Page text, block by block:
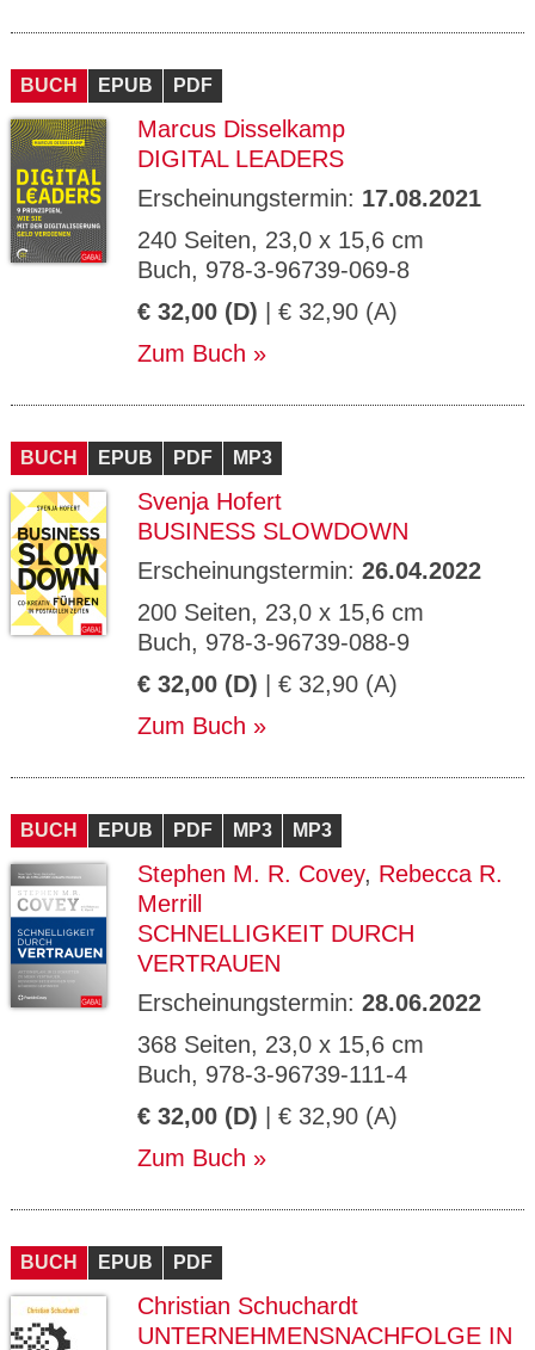
BUCH EPUB PDF
Marcus Disselkamp
DIGITAL LEADERS
Erscheinungstermin: 17.08.2021
240 Seiten, 23,0 x 15,6 cm
Buch, 978-3-96739-069-8
€ 32,00 (D) | € 32,90 (A)
Zum Buch
BUCH EPUB PDF MP3
Svenja Hofert
BUSINESS SLOWDOWN
Erscheinungstermin: 26.04.2022
200 Seiten, 23,0 x 15,6 cm
Buch, 978-3-96739-088-9
€ 32,00 (D) | € 32,90 (A)
Zum Buch
BUCH EPUB PDF MP3 MP3
Stephen M. R. Covey, Rebecca R.
Merrill
SCHNELLIGKEIT DURCH
VERTRAUEN
Erscheinungstermin: 28.06.2022
368 Seiten, 23,0 x 15,6 cm
Buch, 978-3-96739-111-4
€ 32,00 (D) | € 32,90 (A)
Zum Buch
BUCH EPUB PDF
Christian Schuchardt
UNTERNEHMENSNACHFOLGE IN